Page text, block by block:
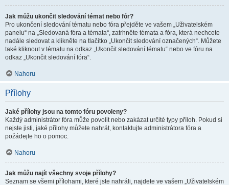
Jak můžu ukončit sledování témat nebo fór?
Pro ukončení sledování tématu nebo fóra přejděte ve vašem „Uživatelském
panelu“ na „Sledovaná fóra a témata“, zatrhněte témata a fóra, která nechcete
nadále sledovat a klikněte na tlačítko „Ukončit sledování označených“. Můžete
také kliknout v tématu na odkaz „Ukončit sledování tématu“ nebo ve fóru na
odkaz „Ukončit sledování fóra“.
Nahoru
Přílohy
Jaké přílohy jsou na tomto fóru povoleny?
Každý administrátor fóra může povolit nebo zakázat určité typy příloh. Pokud si
nejste jisti, jaké přílohy můžete nahrát, kontaktujte administrátora fóra a
požádejte ho o pomoc.
Nahoru
Jak můžu najít všechny svoje přílohy?
Seznam se všemi přílohami, které jste nahráli, najdete ve vašem „Uživatelském